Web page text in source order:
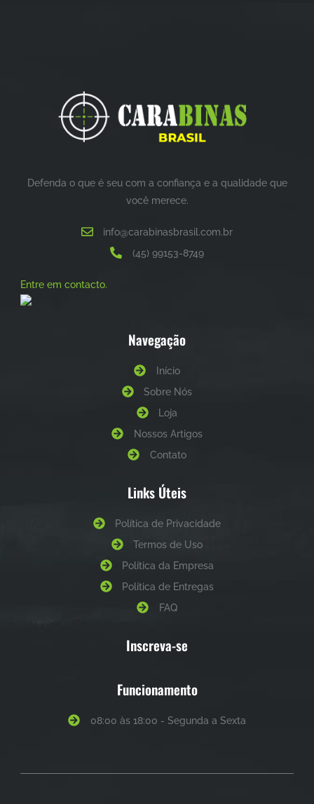
Defenda o que é seu com a confiança e a qualidade que
você merece.
info@carabinasbrasil.com.br
(45) 99153-8749
Entre em contacto.
Navegação
Início
Sobre Nós
Loja
Nossos Artigos
Contato
Links Úteis
Política de Privacidade
Termos de Uso
Política da Empresa
Política de Entregas
FAQ
Inscreva-se
Funcionamento
08:00 às 18:00 - Segunda a Sexta